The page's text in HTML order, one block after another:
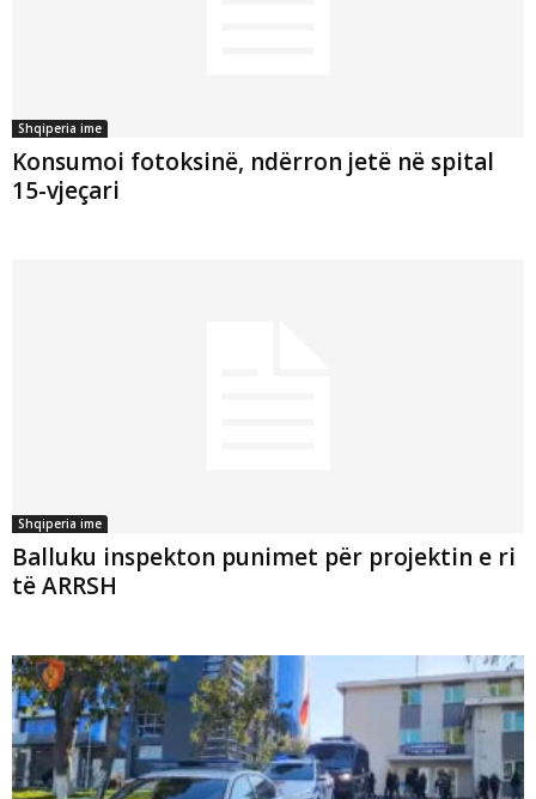
Shqiperia ime
Konsumoi fotoksinë, ndërron jetë në spital
15-vjeçari
Shqiperia ime
Balluku inspekton punimet për projektin e ri
të ARRSH